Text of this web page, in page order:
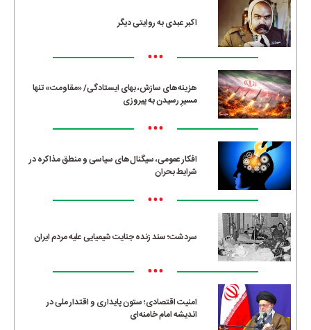
اکبر عبدی به روایتی دیگر
•••
هزینه‌های سازش، بهای ایستادگی/ «مقاومت» تنها
مسیرِ رسیدن به پیروزی
•••
افکار عمومی، سیگنال‌های سیاسی و منطق مذاکره در
شرایط بحران
•••
سردشت؛ سند زنده جنایت شیمیایی علیه مردم ایران
•••
امنیت اقتصادی؛ ستون پایداری و اقتدار ملی در
اندیشه امام خامنه‌ای